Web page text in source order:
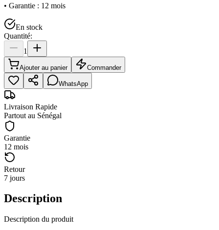
• Garantie : 12 mois
En stock
Quantité:
1
Ajouter au panier Commander
WhatsApp
Livraison Rapide
Partout au Sénégal
Garantie
12 mois
Retour
7 jours
Description
Description du produit